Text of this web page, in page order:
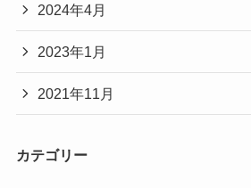
2024年4月
2023年1月
2021年11月
カテゴリー